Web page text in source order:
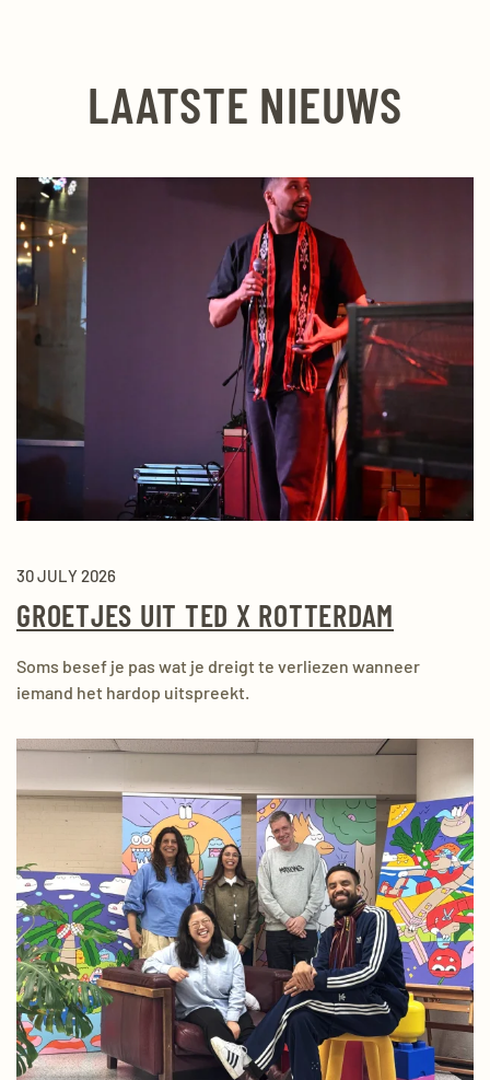
LAATSTE NIEUWS
30 JULY 2026
GROETJES UIT TED X ROTTERDAM
Soms besef je pas wat je dreigt te verliezen wanneer
iemand het hardop uitspreekt.